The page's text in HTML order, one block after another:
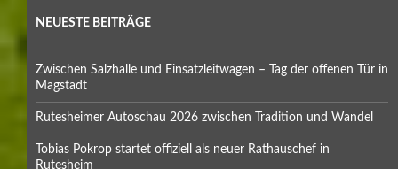
NEUESTE BEITRÄGE
Zwischen Salzhalle und Einsatzleitwagen – Tag der offenen Tür in
Magstadt
Rutesheimer Autoschau 2026 zwischen Tradition und Wandel
Tobias Pokrop startet offiziell als neuer Rathauschef in
Rutesheim